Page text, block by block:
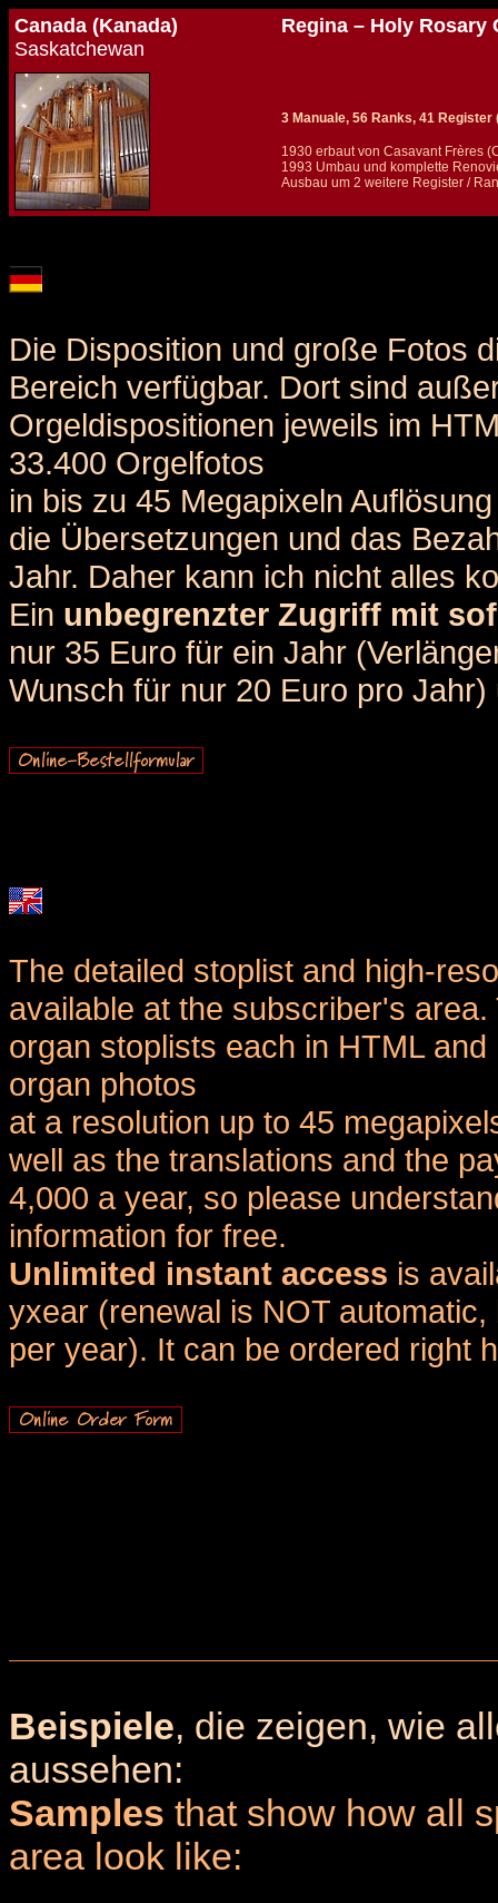
Canada (Kanada)
Saskatchewan
Regina – Holy Rosary
3 Manuale, 56 Ranks, 41 Register
1930 erbaut von Casavant Frères
1993 Umbau und komplette
Ausbau um 2 weitere Register /
Die Disposition und große Fotos
Bereich verfügbar. Dort sind
Orgeldispositionen jeweils im
33.400 Orgelfotos
in bis zu 45 Megapixeln
die Übersetzungen und das
Jahr. Daher kann ich nicht alles
Ein unbegrenzter Zugriff mit
nur 35 Euro für ein Jahr
Wunsch für nur 20 Euro pro
The detailed stoplist and high-
available at the subscriber's
organ stoplists each in HTML
organ photos
at a resolution up to 45
well as the translations and the
4,000 a year, so please
information for free.
Unlimited instant access is
yxear (renewal is NOT
per year). It can be ordered right
Beispiele, die zeigen, wie
aussehen:
Samples that show how all
area look like: